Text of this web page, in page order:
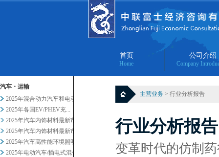
首页
Home
公司介绍
Company
汽车・运输
2025年混合动力汽车和电动汽...
2025年各国EV/PHEV充...
2025年汽车内饰材料最新市场...
2025年汽车内饰材料最新市场...
2025年汽车高性能环境照明的...
2025年电动汽车/插电式混合...
主营业务 > 行业分析报告
行业分析报告
变革时代的仿制